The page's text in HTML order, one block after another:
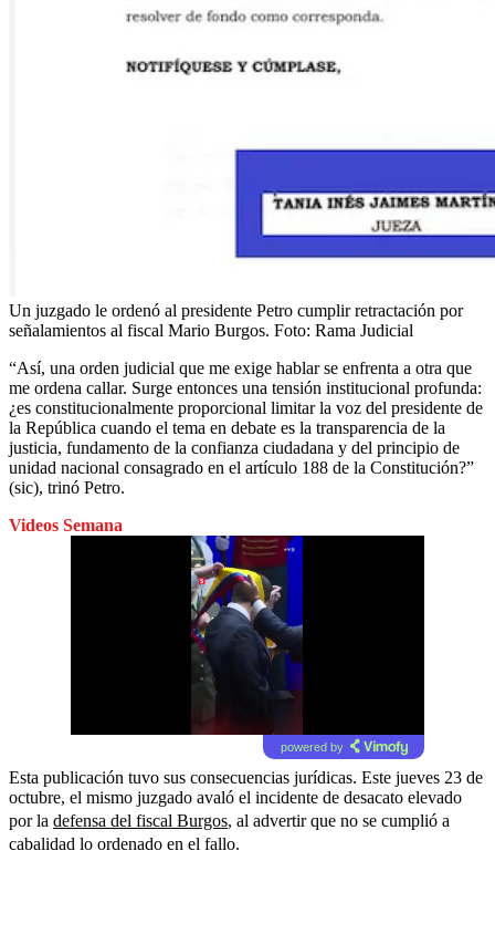
Un juzgado le ordenó al presidente Petro cumplir retractación por
señalamientos al fiscal Mario Burgos. Foto: Rama Judicial
“Así, una orden judicial que me exige hablar se enfrenta a otra que
me ordena callar. Surge entonces una tensión institucional profunda:
¿es constitucionalmente proporcional limitar la voz del presidente de
la República cuando el tema en debate es la transparencia de la
justicia, fundamento de la confianza ciudadana y del principio de
unidad nacional consagrado en el artículo 188 de la Constitución?”
(sic), trinó Petro.
Videos Semana
powered by
Esta publicación tuvo sus consecuencias jurídicas. Este jueves 23 de
octubre, el mismo juzgado avaló el incidente de desacato elevado
por la defensa del fiscal Burgos, al advertir que no se cumplió a
cabalidad lo ordenado en el fallo.